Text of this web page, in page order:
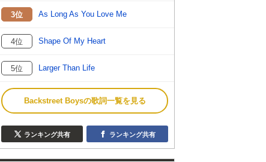
3位 As Long As You Love Me
4位 Shape Of My Heart
5位 Larger Than Life
Backstreet Boysの歌詞一覧を見る
ランキング共有 ランキング共有